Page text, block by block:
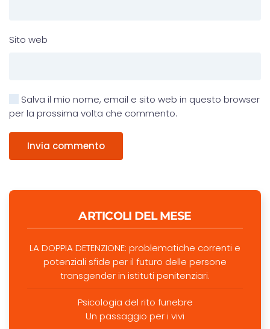
Sito web
Salva il mio nome, email e sito web in questo browser
per la prossima volta che commento.
Invia commento
ARTICOLI DEL MESE
LA DOPPIA DETENZIONE: problematiche correnti e
potenziali sfide per il futuro delle persone
transgender in istituti penitenziari.
Psicologia del rito funebre
Un passaggio per i vivi